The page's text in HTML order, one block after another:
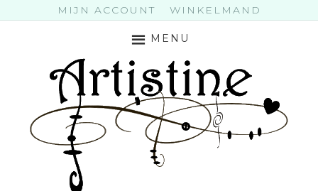
MIJN ACCOUNT WINKELMAND
MENU